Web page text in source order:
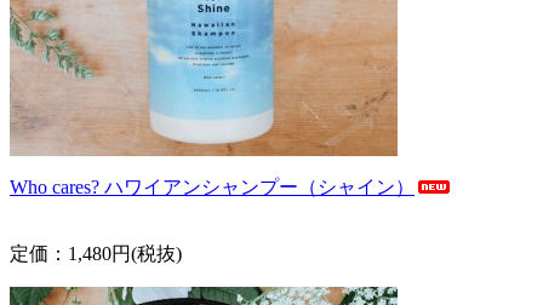
Who cares? ハワイアンシャンプー（シャイン）
定価：1,480円(税抜)